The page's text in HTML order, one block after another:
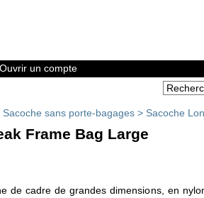
Ouvrir un compte
Sacoche sans porte-bagages > Sacoche
Frame Bag Large
de cadre de grandes dimensions, en